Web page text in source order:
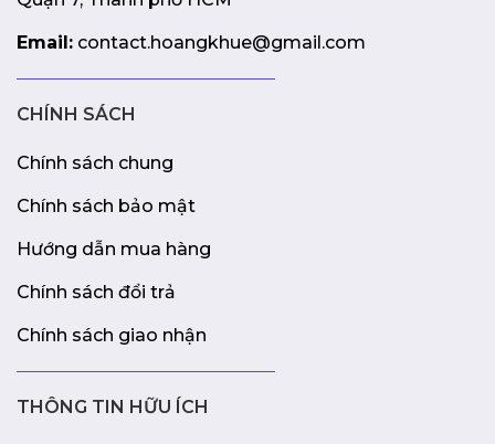
Email: contact.hoangkhue@gmail.com
CHÍNH SÁCH
Chính sách chung
Chính sách bảo mật
Hướng dẫn mua hàng
Chính sách đổi trả
Chính sách giao nhận
THÔNG TIN HỮU ÍCH